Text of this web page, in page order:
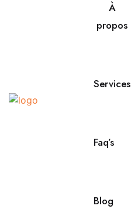
À
propos
Services
Faq’s
Blog